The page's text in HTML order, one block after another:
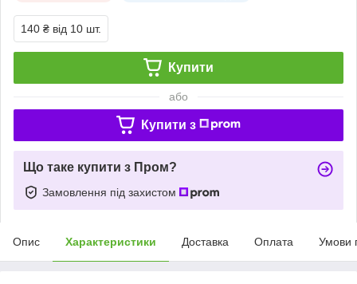
140 ₴ від 10 шт.
Купити
або
Купити з
Що таке купити з Пром?
Замовлення під захистом
Опис Характеристики Доставка Оплата Умови